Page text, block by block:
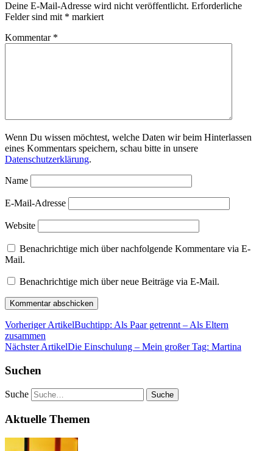
Deine E-Mail-Adresse wird nicht veröffentlicht. Erforderliche
Felder sind mit * markiert
Kommentar *
Wenn Du wissen möchtest, welche Daten wir beim Hinterlassen
eines Kommentars speichern, schau bitte in unsere
Datenschutzerklärung.
Name
E-Mail-Adresse
Website
Benachrichtige mich über nachfolgende Kommentare via E-
Mail.
Benachrichtige mich über neue Beiträge via E-Mail.
Vorheriger ArtikelBuchtipp: Als Paar getrennt – Als Eltern
zusammen
Nächster ArtikelDie Einschulung – Mein großer Tag: Martina
Suchen
Suche
Aktuelle Themen